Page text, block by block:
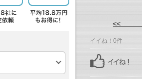
<<
イイね！0件